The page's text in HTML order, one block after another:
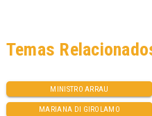
MINISTRO ARRAU
MARIANA DI GIROLAMO
Temas